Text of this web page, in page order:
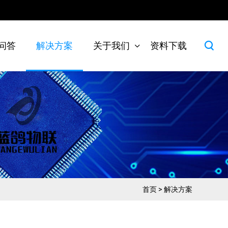
答 解决方案 关于我们 资料下载
首页 > 解决方案